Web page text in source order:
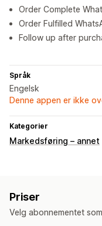
Order Complete
Order Fulfilled
Follow up after
Språk
Engelsk
Denne appen er ikke
Kategorier
Markedsføring – annet
Priser
Velg abonnementet